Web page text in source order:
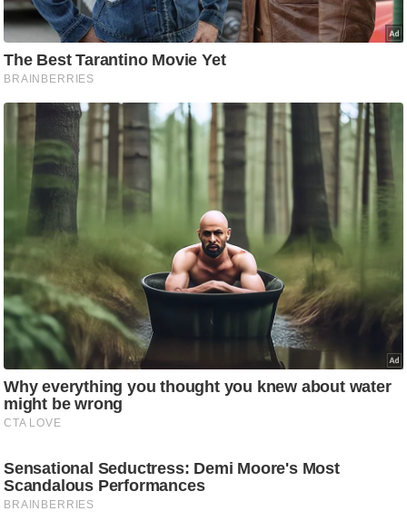
क्षा
ध
र्म
ति
भु
म
हि
/
ध
र्म
ल
व्र
त्यो
हा
र